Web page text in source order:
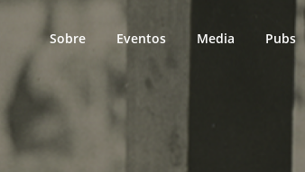
Sobre Eventos Media Pubs